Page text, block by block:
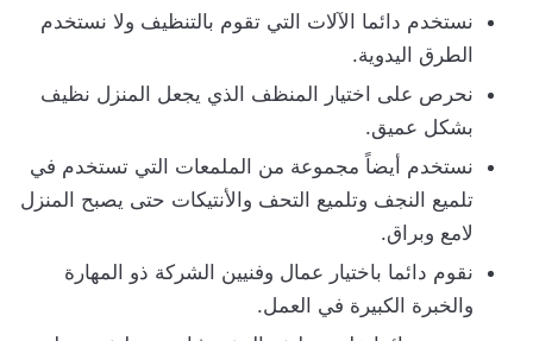
نستخدم دائما الآلات التي تقوم بالتنظيف ولا نستخدم
الطرق اليدوية.
نحرص على اختيار المنظف الذي يجعل المنزل نظيف
بشكل عميق.
نستخدم أيضاً مجموعة من الملمعات التي تستخدم في
تلميع النجف وتلميع التحف والأنتيكات حتى يصبح المنزل
لامع وبراق.
نقوم دائما باختيار عمال وفنيين الشركة ذو المهارة
والخبرة الكبيرة في العمل.